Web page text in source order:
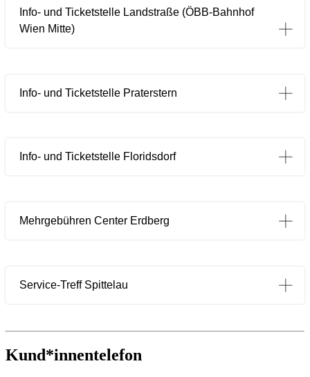
Info- und Ticketstelle Landstraße (ÖBB-Bahnhof
Wien Mitte)
Info- und Ticketstelle Praterstern
Info- und Ticketstelle Floridsdorf
Mehrgebühren Center Erdberg
Service-Treff Spittelau
Kund*innentelefon